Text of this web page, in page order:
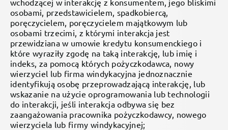
wchodzącej w interakcję z konsumentem, jego bliskimi
osobami, przedstawicielem, spadkobiercą,
poręczycielem, poręczycielem majątkowym lub
osobami trzecimi, z którymi interakcja jest
przewidziana w umowie kredytu konsumenckiego i
które wyraziły zgodę na taką interakcję, lub imię i
indeks, za pomocą których pożyczkodawca, nowy
wierzyciel lub firma windykacyjna jednoznacznie
identyfikują osobę przeprowadzającą interakcję, lub
wskazanie na użycie oprogramowania lub technologii
do interakcji, jeśli interakcja odbywa się bez
zaangażowania pracownika pożyczkodawcy, nowego
wierzyciela lub firmy windykacyjnej;